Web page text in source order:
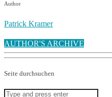
Author
Patrick Kramer
AUTHOR'S ARCHIVE
Seite durchsuchen